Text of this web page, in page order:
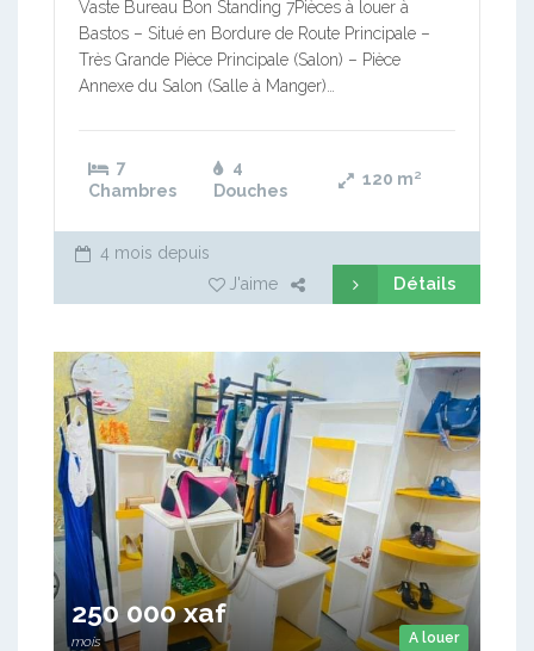
Vaste Bureau Bon Standing 7Pièces à louer à
Bastos – Situé en Bordure de Route Principale –
Très Grande Pièce Principale (Salon) – Pièce
Annexe du Salon (Salle à Manger)…
7
Chambres
4
Douches
120 m²
4 mois depuis
J'aime
Détails
A louer
250 000 xaf
mois